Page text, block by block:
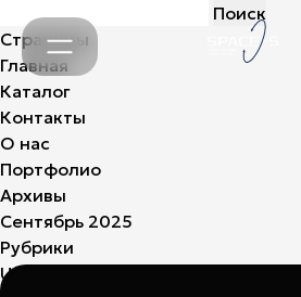
Найти:
Страницы
Главная
Каталог
Контакты
О нас
Портфолио
Архивы
Сентябрь 2025
Рубрики
Uncategorized